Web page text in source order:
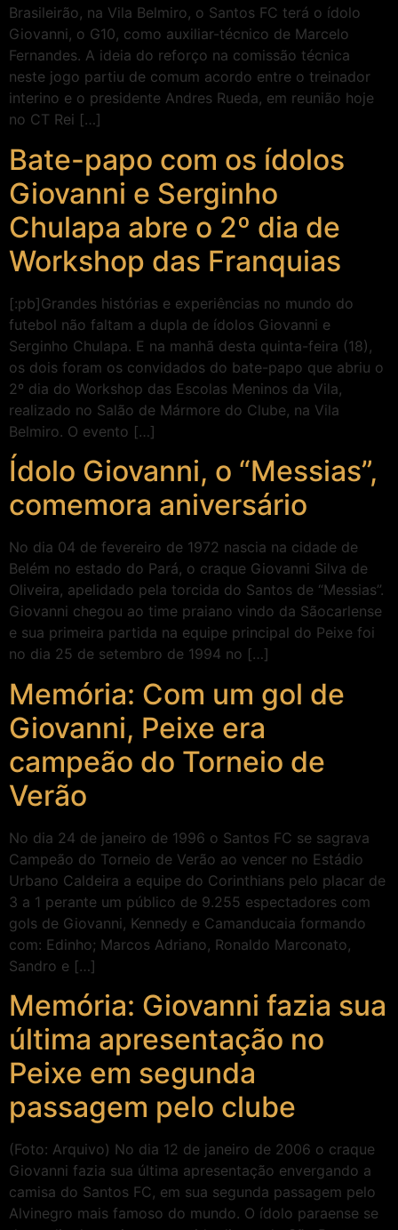
Brasileirão, na Vila Belmiro, o Santos FC terá o ídolo
Giovanni, o G10, como auxiliar-técnico de Marcelo
Fernandes. A ideia do reforço na comissão técnica
neste jogo partiu de comum acordo entre o treinador
interino e o presidente Andres Rueda, em reunião hoje
no CT Rei […]
Bate-papo com os ídolos
Giovanni e Serginho
Chulapa abre o 2º dia de
Workshop das Franquias
[:pb]Grandes histórias e experiências no mundo do
futebol não faltam a dupla de ídolos Giovanni e
Serginho Chulapa. E na manhã desta quinta-feira (18),
os dois foram os convidados do bate-papo que abriu o
2º dia do Workshop das Escolas Meninos da Vila,
realizado no Salão de Mármore do Clube, na Vila
Belmiro. O evento […]
Ídolo Giovanni, o “Messias”,
comemora aniversário
No dia 04 de fevereiro de 1972 nascia na cidade de
Belém no estado do Pará, o craque Giovanni Silva de
Oliveira, apelidado pela torcida do Santos de “Messias”.
Giovanni chegou ao time praiano vindo da Sãocarlense
e sua primeira partida na equipe principal do Peixe foi
no dia 25 de setembro de 1994 no […]
Memória: Com um gol de
Giovanni, Peixe era
campeão do Torneio de
Verão
No dia 24 de janeiro de 1996 o Santos FC se sagrava
Campeão do Torneio de Verão ao vencer no Estádio
Urbano Caldeira a equipe do Corinthians pelo placar de
3 a 1 perante um público de 9.255 espectadores com
gols de Giovanni, Kennedy e Camanducaia formando
com: Edinho; Marcos Adriano, Ronaldo Marconato,
Sandro e […]
Memória: Giovanni fazia sua
última apresentação no
Peixe em segunda
passagem pelo clube
(Foto: Arquivo) No dia 12 de janeiro de 2006 o craque
Giovanni fazia sua última apresentação envergando a
camisa do Santos FC, em sua segunda passagem pelo
Alvinegro mais famoso do mundo. O ídolo paraense se